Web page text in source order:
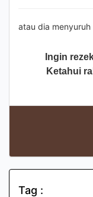
atau dia
Ingin
Ketahui
Tag :